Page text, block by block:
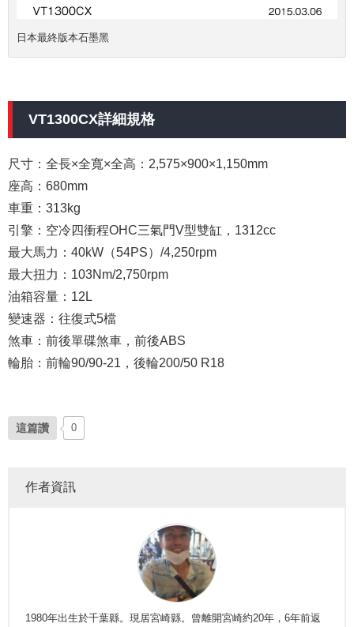
日本最終版本石墨黑
VT1300CX詳細規格
尺寸 ：全長×全寬×全高：2,575×900×1,150mm
座高 ：680mm
車重 ：313kg
引擎 ：空冷四衝程OHC三氣門V型雙缸，1312cc
最大馬力 ：40kW（54PS）/4,250rpm
最大扭力 ：103Nm/2,750rpm
油箱容量 ：12L
變速器 ：往復式5檔
煞車 ：前後單碟煞車，前後ABS
輪胎 ：前輪90/90-21，後輪200/50 R18
這篇讚 0
作者資訊
1980年出生於千葉縣。現居宮崎縣。曾離開宮崎約20年，6年前返